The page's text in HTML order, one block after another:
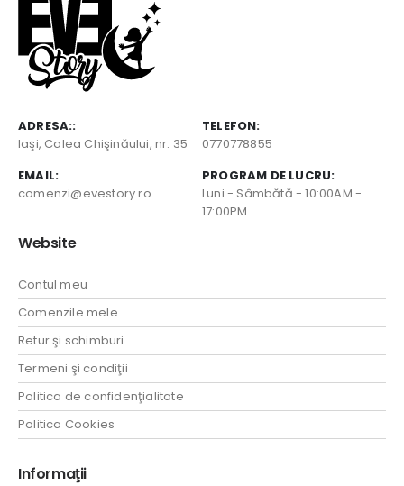
ADRESA::
Iaşi, Calea Chişinăului, nr. 35
TELEFON:
0770778855
EMAIL:
comenzi@evestory.ro
PROGRAM DE LUCRU:
Luni - Sâmbătă - 10:00AM -
17:00PM
Website
Contul meu
Comenzile mele
Retur şi schimburi
Termeni şi condiţii
Politica de confidenţialitate
Politica Cookies
Informaţii